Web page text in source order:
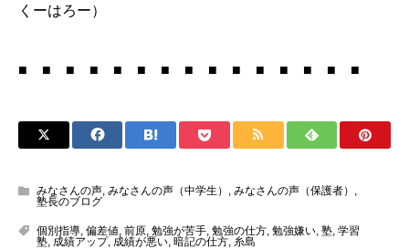
くーはろー）
■ ■ ■ ■ ■ ■ ■ ■ ■ ■ ■ ■ ■ ■ ■
みなさんの声, みなさんの声（中学生） , みなさんの声（保護者） ,
塾長のブログ
個別指導, 偏差値, 前原, 勉強が苦手, 勉強の仕方, 勉強嫌い, 塾, 学習
塾, 成績アップ, 成績が悪い, 暗記の仕方, 糸島